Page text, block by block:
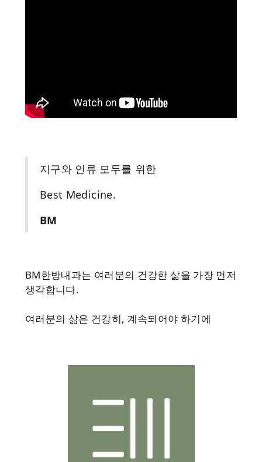
지구와 인류 모두를 위한
Best Medicine.
BM
BM한방내과는 여러분의 건강한 삶을 가장 먼저
생각합니다.
여러분의 삶은 건강히, 계속되어야 하기에